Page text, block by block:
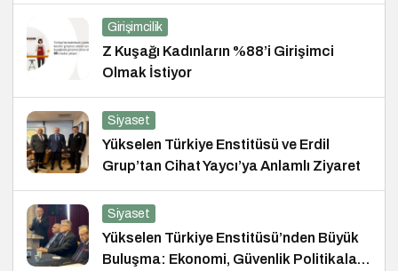
Girişimcilik
Z Kuşağı Kadınların %88’i Girişimci
Olmak İstiyor
Siyaset
Yükselen Türkiye Enstitüsü ve Erdil
Grup’tan Cihat Yaycı’ya Anlamlı Ziyaret
Siyaset
Yükselen Türkiye Enstitüsü’nden Büyük
Buluşma: Ekonomi, Güvenlik Politikaları